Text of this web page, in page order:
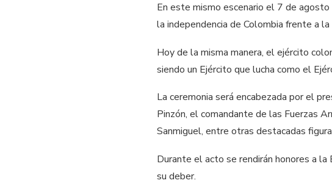
En este mismo escenario el 7 de
la independencia de Colombia frente a la
Hoy de la misma manera, el ejército
siendo un Ejército que lucha como el
La ceremonia será encabezada por el
Pinzón, el comandante de las Fuerzas
Sanmiguel, entre otras destacadas
Durante el acto se rendirán honores a
su deber.